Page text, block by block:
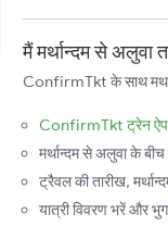
मैं मर्थान्दम से
ConfirmTkt के साथ
ConfirmTkt ट्रेन ऐप
मर्थान्दम से अलुवा के
ट्रैवल की तारीख,
यात्री विवरण भरें और